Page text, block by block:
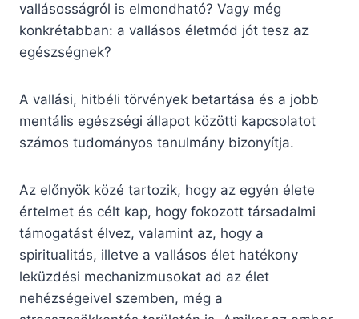
vallásosságról is elmondható? Vagy még
konkrétabban: a vallásos életmód jót tesz az
egészségnek?
A vallási, hitbéli törvények betartása és a jobb
mentális egészségi állapot közötti kapcsolatot
számos tudományos tanulmány bizonyítja.
Az előnyök közé tartozik, hogy az egyén élete
értelmet és célt kap, hogy fokozott társadalmi
támogatást élvez, valamint az, hogy a
spiritualitás, illetve a vallásos élet hatékony
leküzdési mechanizmusokat ad az élet
nehézségeivel szemben, még a